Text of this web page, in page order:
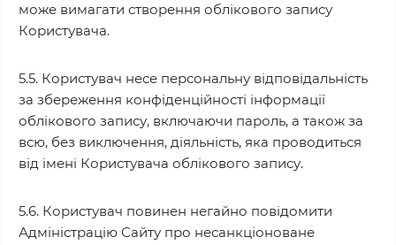
може вимагати створення облікового запису
Користувача.
5.5. Користувач несе персональну відповідальність
за збереження конфіденційності інформації
облікового запису, включаючи пароль, а також за
всю, без виключення, діяльність, яка проводиться
від імені Користувача облікового запису.
5.6. Користувач повинен негайно повідомити
Адміністрацію Сайту про несанкціоноване